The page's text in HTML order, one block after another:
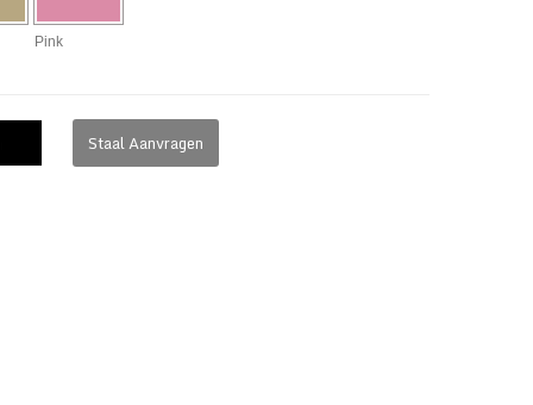
Pink
Staal Aanvragen